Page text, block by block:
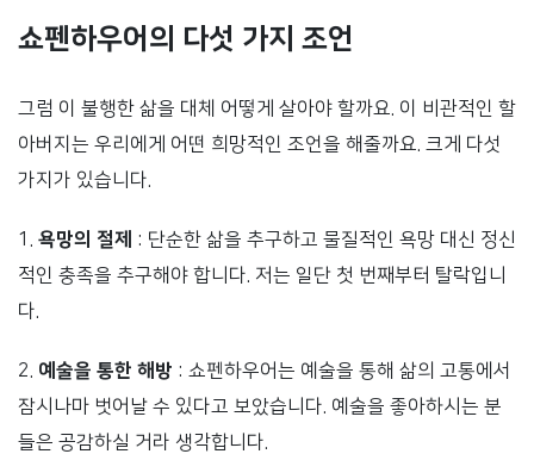
쇼펜하우어의 다섯 가지 조언
그럼 이 불행한 삶을 대체 어떻게 살아야 할까요. 이 비관적인 할
아버지는 우리에게 어떤 희망적인 조언을 해줄까요. 크게 다섯
가지가 있습니다.
1. 욕망의 절제
: 단순한 삶을 추구하고 물질적인 욕망 대신 정신
적인 충족을 추구해야 합니다. 저는 일단 첫 번째부터 탈락입니
다.
2. 예술을 통한 해방 : 쇼펜하우어는 예술을 통해 삶의 고통에서
잠시나마 벗어날 수 있다고 보았습니다. 예술을 좋아하시는 분
들은 공감하실 거라 생각합니다.